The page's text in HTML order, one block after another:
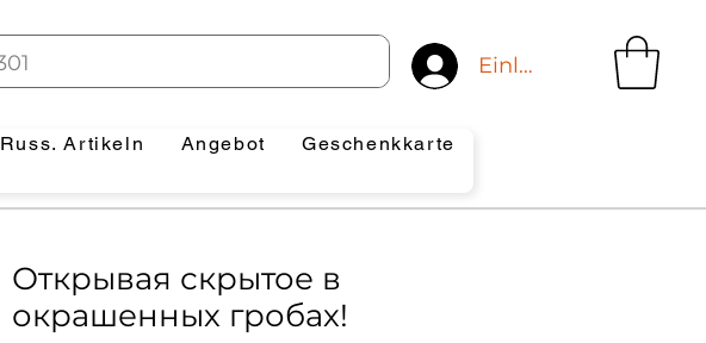
Einloggen
Russ. Artikeln Angebot
Geschenkkarte
Открывая скрытое в
окрашенных гробах!